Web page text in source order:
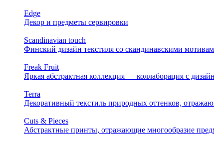
Edge
Декор и предметы сервировки
Scandinavian touch
Финский дизайн текстиля со скандинавскими
Freak Fruit
Яркая абстрактная коллекция — коллаборация с
Terra
Декоративный текстиль природных оттенков,
Cuts & Pieces
Абстрактные принты, отражающие многообразие